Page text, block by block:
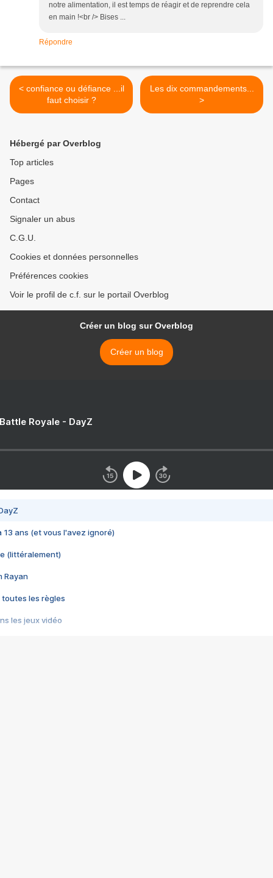
notre alimentation, il est temps de réagir et de reprendre cela
en main !<br /> Bises ...
Répondre
< confiance ou défiance ...il
faut choisir ?
Les dix commandements...
>
Hébergé par Overblog
Top articles
Pages
Contact
Signaler un abus
C.G.U.
Cookies et données personnelles
Préférences cookies
Voir le profil de c.f. sur le portail Overblog
Créer un blog sur Overblog
Créer un blog
Royale - DayZ
13 ans (et vous l'avez ignoré)
(littéralement)
Rayan
toutes les règles
les jeux vidéo